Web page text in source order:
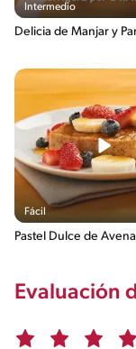
Intermedio
Delicia de Manjar y
Fácil
Pastel Dulce de Avena
Evaluación